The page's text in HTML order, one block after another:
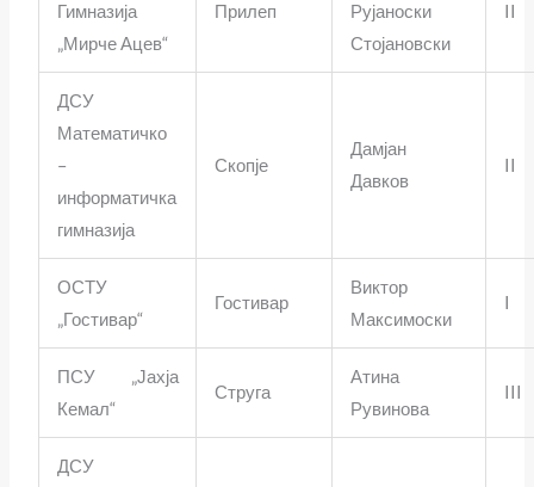
Гимназија
„Мирче Ацев“
Прилеп
Рујаноски
Стојановски
II
ДСУ
Математичко
–
информатичка
гимназија
Скопје
Дамјан
Давков
II
ОСТУ
„Гостивар“
Гостивар
Виктор
Максимоски
I
ПСУ „Јахја
Кемал“
Струга
Атина
Рувинова
III
ДСУ